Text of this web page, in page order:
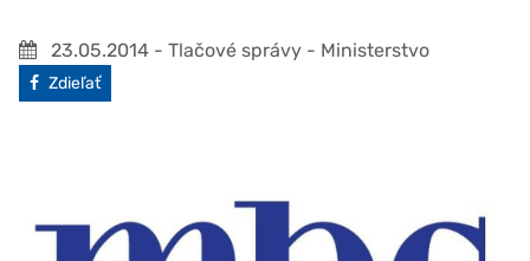
23.05.2014 - Tlačové správy - Ministerstvo
Facebook
Zdieľať